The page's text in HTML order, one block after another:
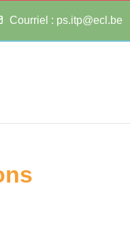
Courriel : ps.itp@ecl.be